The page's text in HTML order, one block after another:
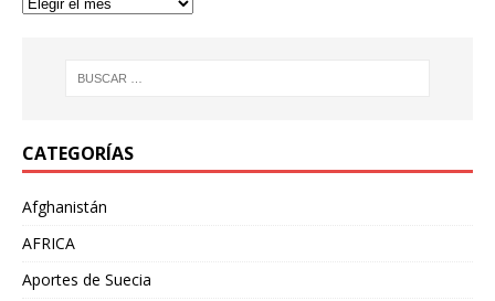
CATEGORÍAS
Afghanistán
AFRICA
Aportes de Suecia